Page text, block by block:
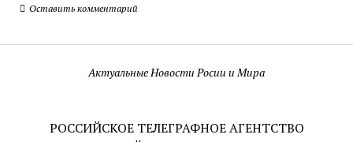
Оставить комментарий
Актуальные Новости Росии и Мира
РОССИЙСКОЕ ТЕЛЕГРАФНОЕ АГЕНТСТВО